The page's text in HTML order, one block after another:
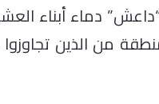
دماء أبناء